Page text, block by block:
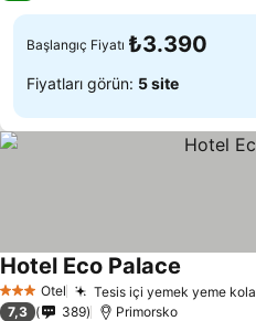
Başlangıç Fiyatı ₺3.390
Fiyatları görün: 5 site
3 YıldızOtel Tesis içi yemek yeme
Hotel Eco Palace
7,3 389 Primorsko